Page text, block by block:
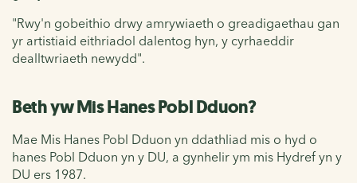
"Rwy'n gobeithio drwy amrywiaeth o greadigaethau gan
yr artistiaid eithriadol dalentog hyn, y cyrhaeddir
dealltwriaeth newydd".
Beth yw Mis Hanes Pobl Dduon?
Mae Mis Hanes Pobl Dduon yn ddathliad mis o hyd o
hanes Pobl Dduon yn y DU, a gynhelir ym mis Hydref yn y
DU ers 1987.